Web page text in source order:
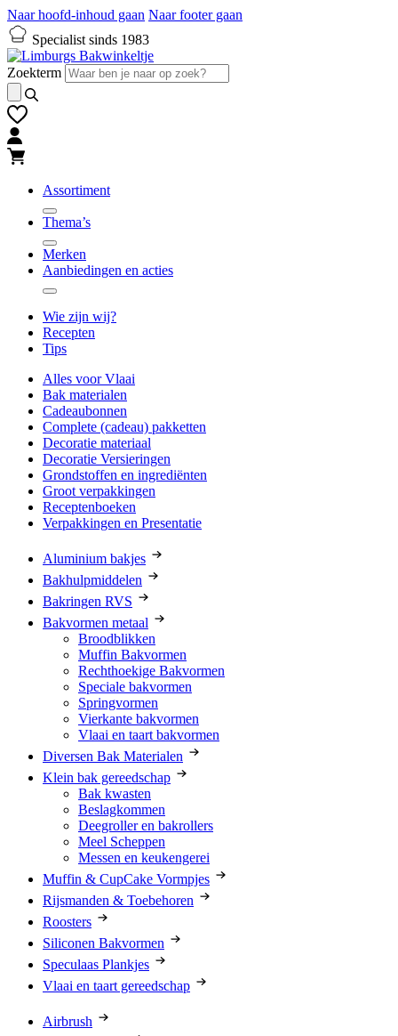
Naar hoofd-inhoud gaan Naar footer gaan
Specialist sinds 1983
Zoekterm
Assortiment
Thema’s
Merken
Aanbiedingen en acties
Wie zijn wij?
Recepten
Tips
Alles voor Vlaai
Bak materialen
Cadeaubonnen
Complete (cadeau) pakketten
Decoratie materiaal
Decoratie Versieringen
Grondstoffen en ingrediënten
Groot verpakkingen
Receptenboeken
Verpakkingen en Presentatie
Aluminium bakjes
Bakhulpmiddelen
Bakringen RVS
Bakvormen metaal
Broodblikken
Muffin Bakvormen
Rechthoekige Bakvormen
Speciale bakvormen
Springvormen
Vierkante bakvormen
Vlaai en taart bakvormen
Diversen Bak Materialen
Klein bak gereedschap
Bak kwasten
Beslagkommen
Deegroller en bakrollers
Meel Scheppen
Messen en keukengerei
Muffin & CupCake Vormpjes
Rijsmanden & Toebehoren
Roosters
Siliconen Bakvormen
Speculaas Plankjes
Vlaai en taart gereedschap
Airbrush